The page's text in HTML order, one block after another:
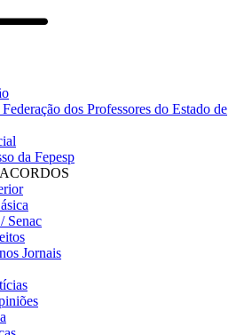
dos Professores do Estado de
da Fepesp
Senac
Jornais